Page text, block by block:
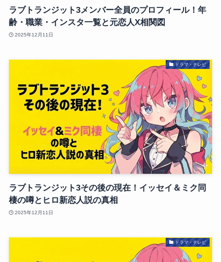
ラブトランジット3メンバー全員のプロフィール！年
齢・職業・インスタ一覧と元恋人X相関図
2025年12月11日
ドラマ・テレビ
ラブトランジット3その後の現在！イッセイ＆ミク同
棲の噂とヒロ新恋人説の真相
2025年12月11日
ドラマ・テレビ